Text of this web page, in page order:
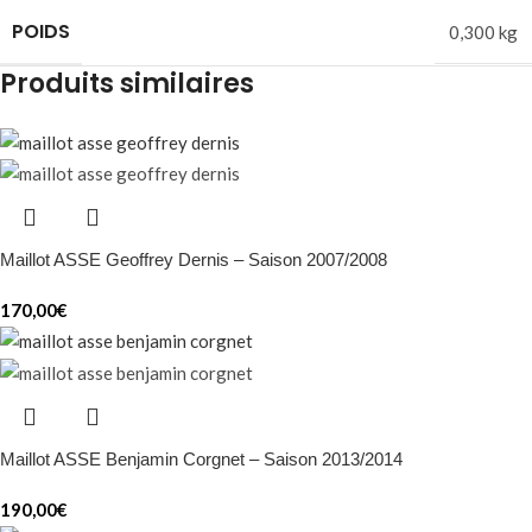
POIDS 0,300 kg
Produits similaires
Maillot ASSE Geoffrey Dernis – Saison 2007/2008
170,00€
Maillot ASSE Benjamin Corgnet – Saison 2013/2014
190,00€